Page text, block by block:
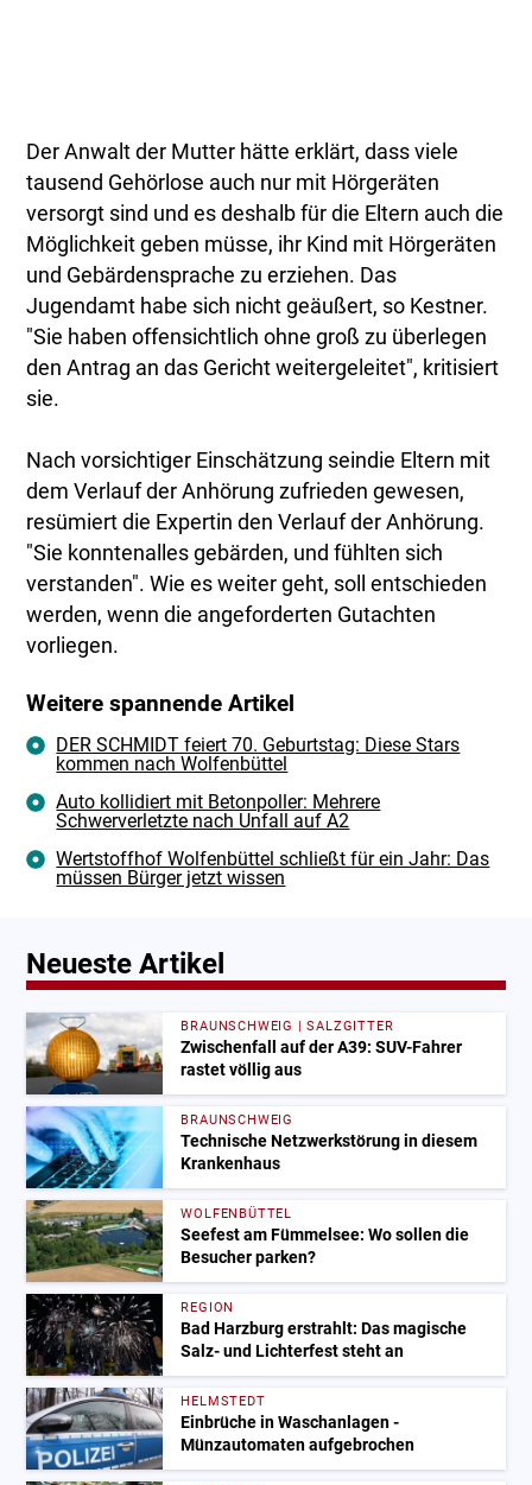
Der Anwalt der Mutter hätte erklärt, dass viele
tausend Gehörlose auch nur mit Hörgeräten
versorgt sind und es deshalb für die Eltern auch die
Möglichkeit geben müsse, ihr Kind mit Hörgeräten
und Gebärdensprache zu erziehen. Das
Jugendamt habe sich nicht geäußert, so Kestner.
"Sie haben offensichtlich ohne groß zu überlegen
den Antrag an das Gericht weitergeleitet", kritisiert
sie.
Nach vorsichtiger Einschätzung seindie Eltern mit
dem Verlauf der Anhörung zufrieden gewesen,
resümiert die Expertin den Verlauf der Anhörung.
"Sie konntenalles gebärden, und fühlten sich
verstanden". Wie es weiter geht, soll entschieden
werden, wenn die angeforderten Gutachten
vorliegen.
Weitere spannende Artikel
DER SCHMIDT feiert 70. Geburtstag: Diese Stars
kommen nach Wolfenbüttel
Auto kollidiert mit Betonpoller: Mehrere
Schwerverletzte nach Unfall auf A2
Wertstoffhof Wolfenbüttel schließt für ein Jahr: Das
müssen Bürger jetzt wissen
Neueste Artikel
BRAUNSCHWEIG | SALZGITTER
Zwischenfall auf der A39: SUV-Fahrer
rastet völlig aus
BRAUNSCHWEIG
Technische Netzwerkstörung in diesem
Krankenhaus
WOLFENBÜTTEL
Seefest am Fümmelsee: Wo sollen die
Besucher parken?
REGION
Bad Harzburg erstrahlt: Das magische
Salz- und Lichterfest steht an
HELMSTEDT
Einbrüche in Waschanlagen -
Münzautomaten aufgebrochen